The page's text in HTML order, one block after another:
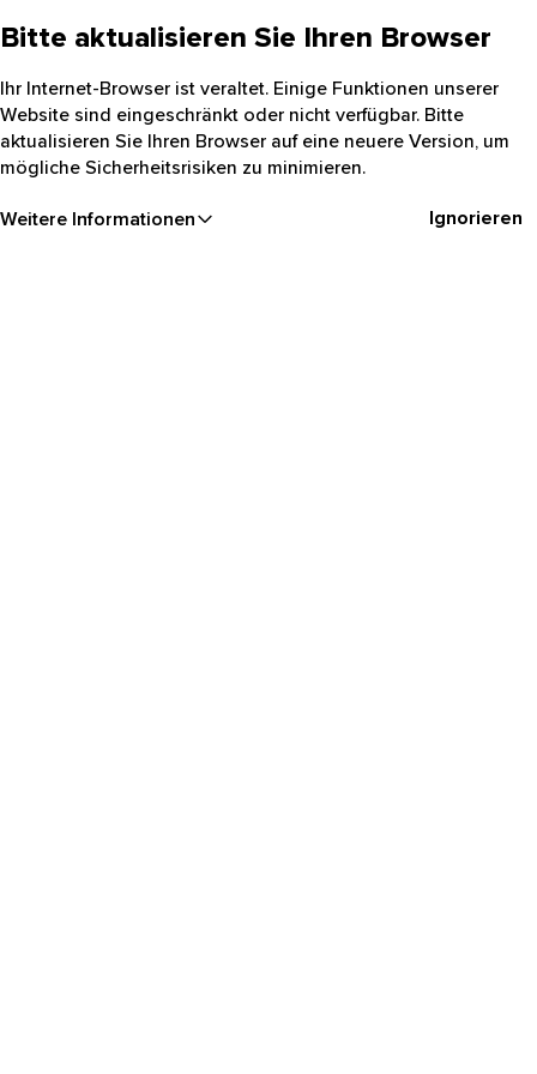
Bitte aktualisieren Sie Ihren Browser
Ihr Internet-Browser ist veraltet. Einige Funktionen unserer
Website sind eingeschränkt oder nicht verfügbar. Bitte
aktualisieren Sie Ihren Browser auf eine neuere Version, um
mögliche Sicherheitsrisiken zu minimieren.
Weitere Informationen Ignorieren